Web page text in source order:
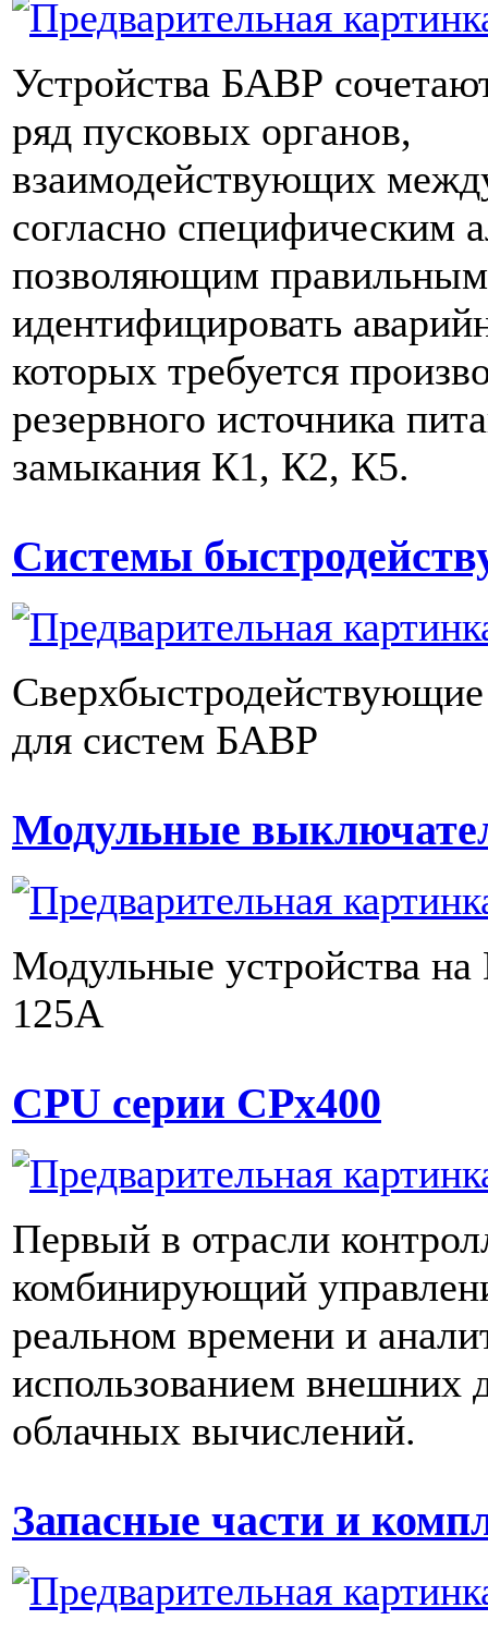
Устройства БАВР
ряд пусковых органов,
взаимодействующих
согласно специфическим
позволяющим
идентифицировать
которых требуется
резервного источника
замыкания К1, К2, К5.
Системы
для систем БАВР
Модульные
Модульные устройства
125А
CPU серии CPx400
Первый в отрасли
комбинирующий
реальном времени и
использованием внешних
облачных вычислений.
Запасные части и